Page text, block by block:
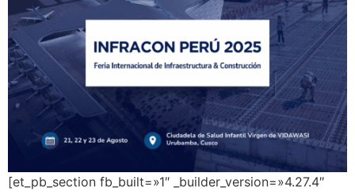
[et_pb_section fb_built=»1″ _builder_version=»4.27.4″